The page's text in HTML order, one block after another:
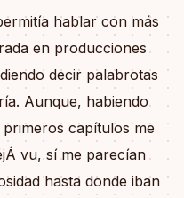
hablar con más
en producciones
decir palabrotas
Aunque, habiendo
capítulos me
vu, sí me parecían
hasta donde iban